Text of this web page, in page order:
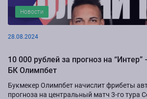
Новости
28.08.2024
10 000 рублей за прогноз на “Интер”
БК Олимпбет
Букмекер Олимпбет начислит фрибеты
прогноза на центральный матч 3-го тура